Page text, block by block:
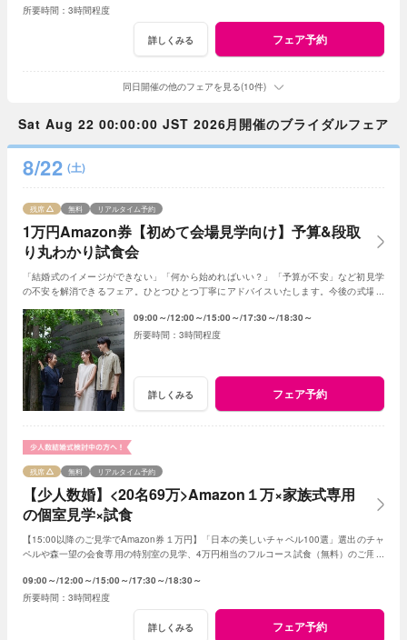
3時間程度
詳しくみる フェア予約
同日開催の他のフェアを見る(10件)
Sat Aug 22 00:00:00 JST 2026月開催のブライダルフェア
8/22 (土)
1万円Amazon券【初めて会場見学向け】予算&段取
り丸わかり試食会
残席 無料 リアルタイム予約
「結婚式のイメージができない」「何から始めればいい？」「予算が不安」など初見学
の不安を解消できるフェア。ひとつひとつ丁寧にアドバイスいたします。今後の式場見
09:00～ 12:00～ 15:00～ 17:30～ 18:30～
3時間程度
詳しくみる フェア予約
【少人数婚】<20名69万>Amazon１万×家族式専用
の個室見学×試食
残席 無料 リアルタイム予約
【15:00以降のご見学でAmazon券１万円】「日本の美しいチャペル100選」選出のチャ
ペルや森一望の会食専用の特別室の見学、4万円相当のフルコース試食（無料）のご用意
09:00～ 12:00～ 15:00～ 17:30～ 18:30～
3時間程度
詳しくみる フェア予約